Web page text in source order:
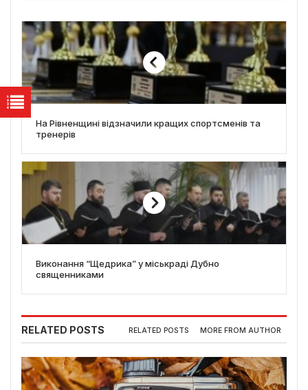
На Рівненщині відзначили кращих спортсменів та
тренерів
Виконання “Щедрика” у міськраді Дубно
священниками
RELATED POSTS RELATED POSTS MORE FROM AUTHOR